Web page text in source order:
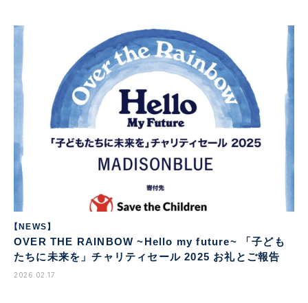
【NEWS】
OVER THE RAINBOW ~Hello my future~ 「子ども
たちに未来を」チャリティセール 2025 お礼とご報告
2026.02.17